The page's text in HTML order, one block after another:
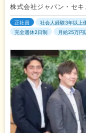
株式会社ジャパン・セ
正社員 社会人経験3年以上
完全週休2日制
月給25万円